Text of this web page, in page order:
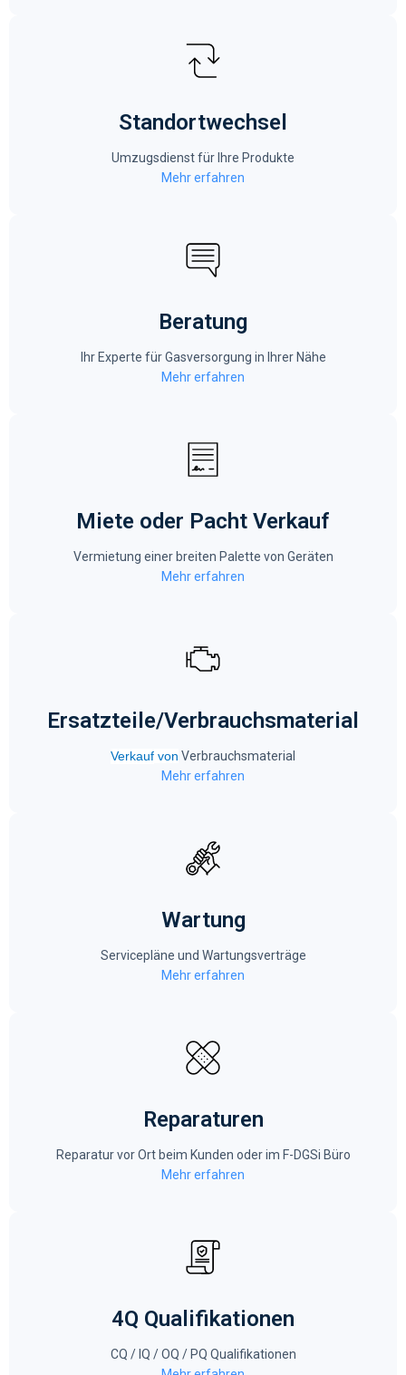
Standortwechsel
Umzugsdienst für Ihre Produkte
Mehr erfahren
Beratung
Ihr Experte für Gasversorgung in Ihrer Nähe
Mehr erfahren
Miete oder Pacht Verkauf
Vermietung einer breiten Palette von Geräten
Mehr erfahren
Ersatzteile/Verbrauchsmaterial
Verkauf von Verbrauchsmaterial
Mehr erfahren
Wartung
Servicepläne und Wartungsverträge
Mehr erfahren
Reparaturen
Reparatur vor Ort beim Kunden oder im F-DGSi Büro
Mehr erfahren
4Q Qualifikationen
CQ / IQ / OQ / PQ Qualifikationen